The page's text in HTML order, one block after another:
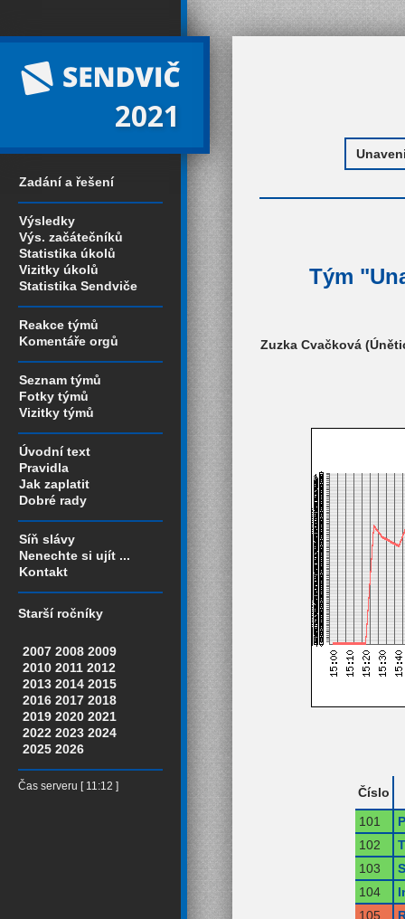
2021
Zadání a řešení
Výsledky
Výs. začátečníků
Statistika úkolů
Vizitky úkolů
Statistika Sendviče
Reakce týmů
Komentáře orgů
Seznam týmů
Fotky týmů
Vizitky týmů
Úvodní text
Pravidla
Jak zaplatit
Dobré rady
Síň slávy
Nenechte si ujít ...
Kontakt
Starší ročníky
2007 2008 2009
2010 2011 2012
2013 2014 2015
2016 2017 2018
2019 2020 2021
2022 2023 2024
2025 2026
Čas serveru [ 11:12 ]
Tým
Zuzka Cvačková
Číslo
101
102
103
104
105